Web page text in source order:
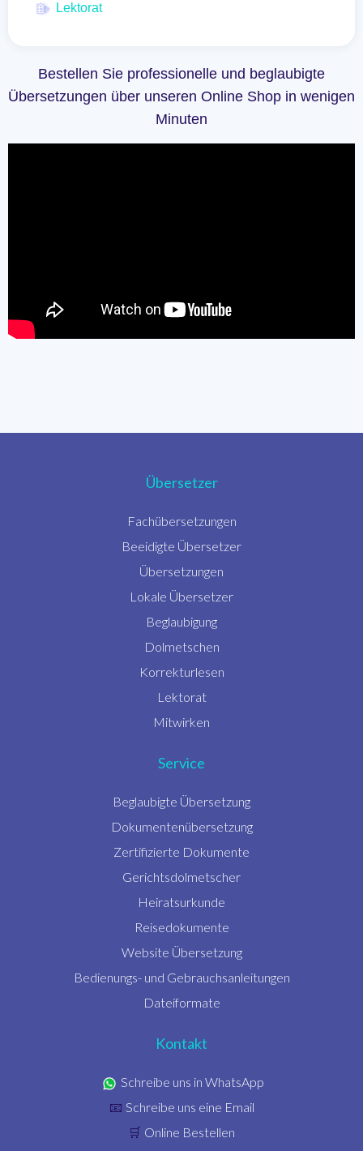
Lektorat
Bestellen Sie professionelle und beglaubigte
Übersetzungen über unseren Online Shop in wenigen
Minuten
Übersetzer
Fachübersetzungen
Beeidigte Übersetzer
Übersetzungen
Lokale Übersetzer
Beglaubigung
Dolmetschen
Korrekturlesen
Lektorat
Mitwirken
Service
Beglaubigte Übersetzung
Dokumentenübersetzung
Zertifizierte Dokumente
Gerichtsdolmetscher
Heiratsurkunde
Reisedokumente
Website Übersetzung
Bedienungs- und Gebrauchsanleitungen
Dateiformate
Kontakt
Schreibe uns in WhatsApp
📧 Schreibe uns eine Email
🛒 Online Bestellen